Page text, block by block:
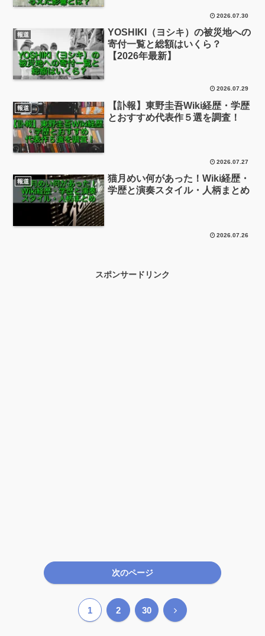
2026.07.30
報道
YOSHIKI（ヨシキ）の被災地への
寄付一覧と総額はいくら？
【2026年最新】
2026.07.29
報道
【訃報】東野圭吾Wiki経歴・学歴
とおすすめ代表作５選を調査！
2026.07.27
報道
猫月めい何があった！Wiki経歴・
学歴と演奏スタイル・人柄まとめ
2026.07.26
スポンサードリンク
次のページ
1 2 30 次